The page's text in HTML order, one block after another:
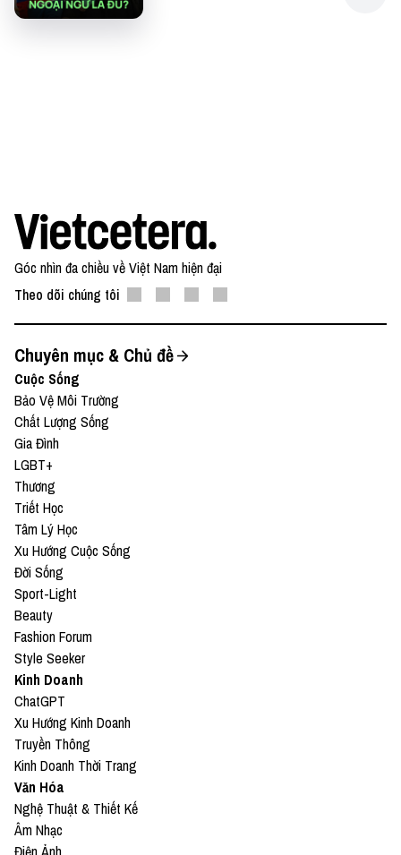
Góc nhìn đa chiều về Việt Nam hiện đại
Theo dõi chúng tôi
Chuyên mục & Chủ đề
Cuộc Sống
Bảo Vệ Môi Trường
Chất Lượng Sống
Gia Đình
LGBT+
Thương
Triết Học
Tâm Lý Học
Xu Hướng Cuộc Sống
Đời Sống
Sport-Light
Beauty
Fashion Forum
Style Seeker
Kinh Doanh
ChatGPT
Xu Hướng Kinh Doanh
Truyền Thông
Kinh Doanh Thời Trang
Văn Hóa
Nghệ Thuật & Thiết Kế
Âm Nhạc